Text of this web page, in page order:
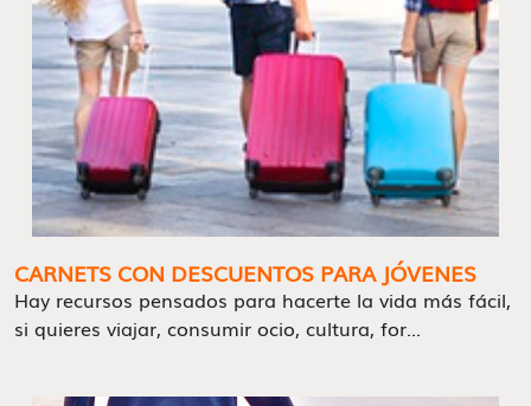
CARNETS CON DESCUENTOS PARA JÓVENES
Hay recursos pensados para hacerte la vida más fácil,
si quieres viajar, consumir ocio, cultura, for...